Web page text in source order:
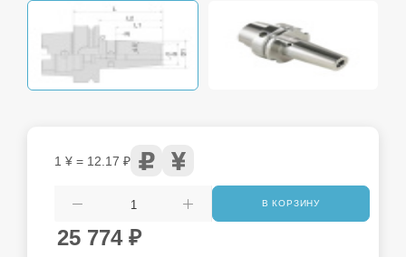
25 774₽
1 ¥ = 12.17 ₽
В КОРЗИНУ